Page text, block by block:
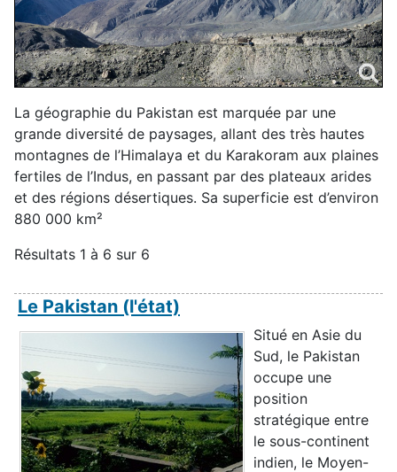
La géographie du Pakistan est marquée par une
grande diversité de paysages, allant des très hautes
montagnes de l’Himalaya et du Karakoram aux plaines
fertiles de l’Indus, en passant par des plateaux arides
et des régions désertiques. Sa superficie est d’environ
880 000 km²
Résultats 1 à 6 sur 6
Le Pakistan (l'état)
Situé en Asie du
Sud, le Pakistan
occupe une
position
stratégique entre
le sous-continent
indien, le Moyen-